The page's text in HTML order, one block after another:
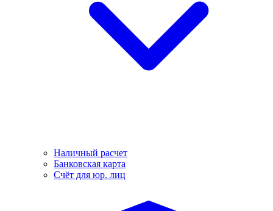
Наличный расчет
Банковская карта
Счёт для юр. лиц